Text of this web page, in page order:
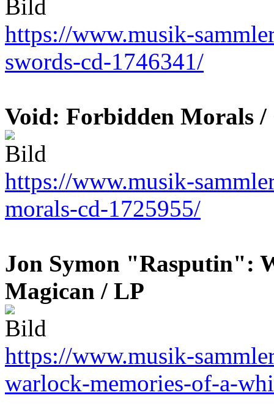
https://www.musik-
swords-cd-1746341/
Void: Forbidden Morals /
https://www.musik-
morals-cd-1725955/
Jon Symon "Rasputin":
Magican / LP
https://www.musik-
warlock-memories-of-a-